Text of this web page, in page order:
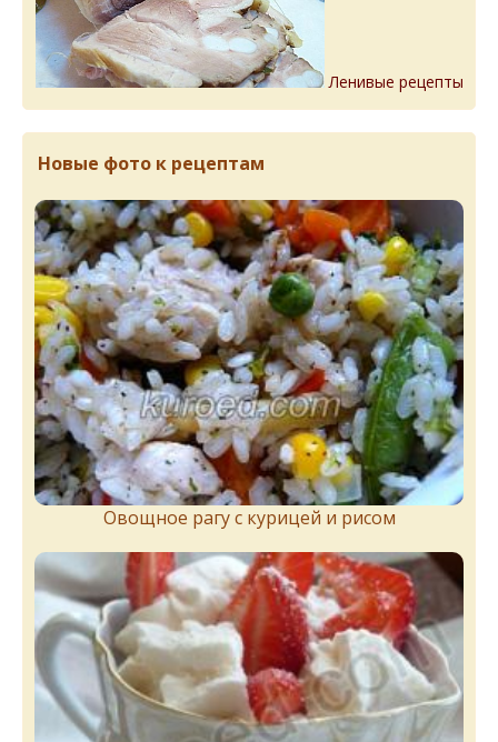
Ленивые рецепты
Новые фото к рецептам
Овощное рагу с курицей и рисом